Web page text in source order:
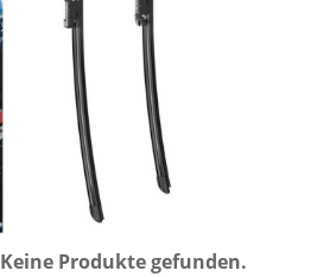
Keine Produkte gefunden.